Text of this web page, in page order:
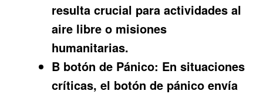
resulta crucial para actividades al
aire libre o misiones
humanitarias.
B botón de Pánico: En situaciones
críticas, el botón de pánico envía